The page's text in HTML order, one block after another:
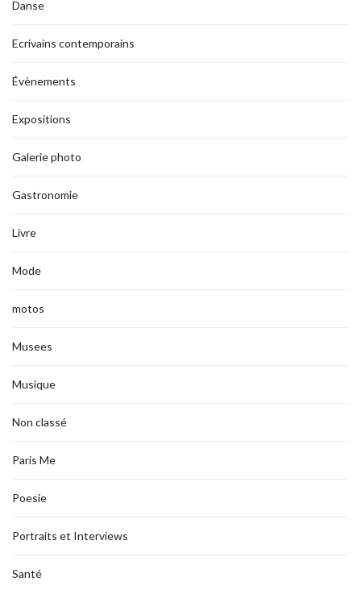
Danse
Ecrivains contemporains
Évènements
Expositions
Galerie photo
Gastronomie
Livre
Mode
motos
Musees
Musique
Non classé
Paris Me
Poesie
Portraits et Interviews
Santé